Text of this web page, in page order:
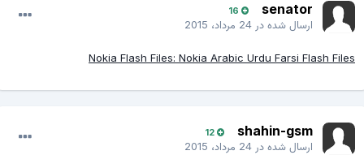
senator
16
ارسال شده در24 مرداد، 2015
Nokia Flash Files: Nokia Arabic Urdu Farsi Flash Files
shahin-gsm
12
ارسال شده در24 مرداد، 2015